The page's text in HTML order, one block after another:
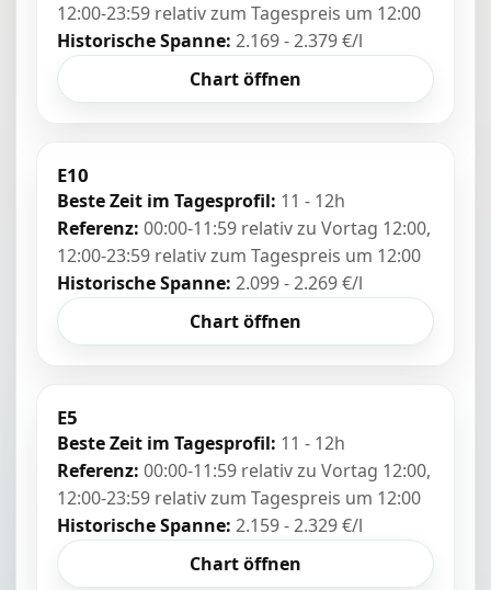
12:00-23:59 relativ zum Tagespreis um 12:00
Historische Spanne: 2.169 - 2.379 €/l
Chart öffnen
E10
Beste Zeit im Tagesprofil: 11 - 12h
Referenz: 00:00-11:59 relativ zu Vortag 12:00,
12:00-23:59 relativ zum Tagespreis um 12:00
Historische Spanne: 2.099 - 2.269 €/l
Chart öffnen
E5
Beste Zeit im Tagesprofil: 11 - 12h
Referenz: 00:00-11:59 relativ zu Vortag 12:00,
12:00-23:59 relativ zum Tagespreis um 12:00
Historische Spanne: 2.159 - 2.329 €/l
Chart öffnen